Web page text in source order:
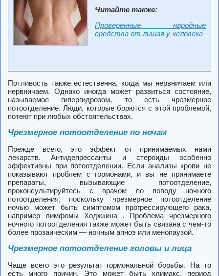
Читайте также:
Проверенные народные
средства от лишая у человека
Потливость также естественна, когда мы нервничаем или
нервничаем. Однако иногда может развиться состояние,
называемое гипергидрозом, то есть чрезмерное
потоотделение. Люди, которые борются с этой проблемой,
потеют при любых обстоятельствах.
Чрезмерное потоотделение по ночам
Прежде всего, это эффект от принимаемых нами
лекарств. Антидепрессанты и стероиды особенно
эффективны при потоотделении. Если анализы крови не
показывают проблем с гормонами, и вы не принимаете
препараты, вызывающие потоотделение,
проконсультируйтесь с врачом по поводу ночного
потоотделения, поскольку чрезмерное потоотделение
ночью может быть симптомом прогрессирующего рака,
например лимфомы Ходжкина . Проблема чрезмерного
ночного потоотделения также может быть связана с чем-то
более прозаическим — ночным апноэ или менопаузой.
Чрезмерное потоотделение головы и лица
Чаще всего это результат гормональной борьбы. На то
есть много причин. Это может быть климакс, период